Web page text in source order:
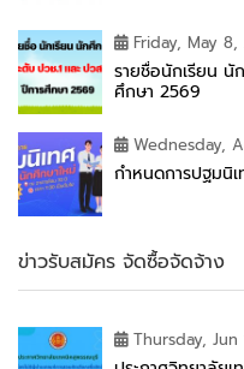
Friday, May
รายชื่อนักเรียน นั
ศึกษา 2569
Wednesday,
กำหนดการปฐมนิ
ข่าวรับสมัคร จัดซื้อจัดจ้าง
Thursday, Jun